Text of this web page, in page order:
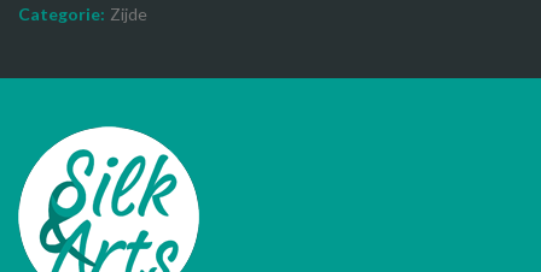
Categorie: Zijde